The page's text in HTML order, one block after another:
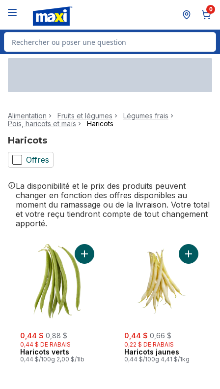
0
Rechercher des produits
Alimentation Fruits et légumes
Légumes frais
Pois, haricots et maïs
Haricots
Haricots
Offres
La disponibilité et le prix des produits peuvent
changer en fonction des offres disponibles au
moment du ramassage ou de la livraison. Votre total
et votre reçu tiendront compte de tout changement
apporté.
sale:
0,44 $ , formerly:
0,88 $
0,44 $ DE RABAIS
Haricots verts
0,44 $/100g 2,00 $/1lb
Ajouter Haricots verts au panier
sale:
0,44 $ , formerly:
0,66 $
0,22 $ DE RABAIS
Haricots jaunes
0,44 $/100g 4,41 $/1kg
Ajouter